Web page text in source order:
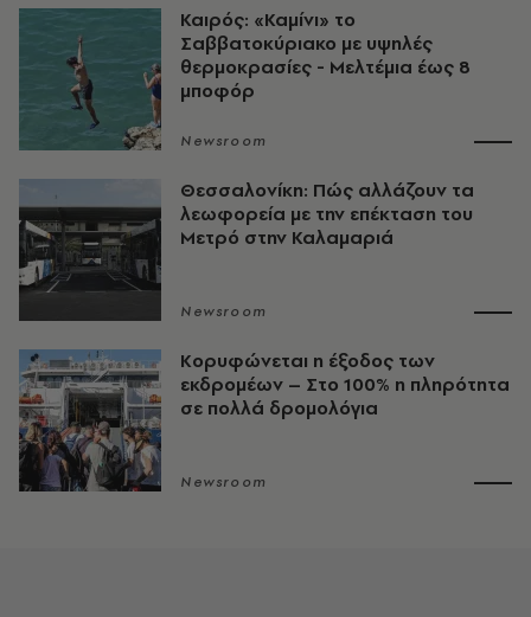
Καιρός: «Καμίνι» το
Σαββατοκύριακο με υψηλές
θερμοκρασίες - Mελτέμια έως 8
μποφόρ
Newsroom
Θεσσαλονίκη: Πώς αλλάζουν τα
λεωφορεία με την επέκταση του
Μετρό στην Καλαμαριά
Newsroom
Κορυφώνεται η έξοδος των
εκδρομέων – Στο 100% η πληρότητα
σε πολλά δρομολόγια
Newsroom